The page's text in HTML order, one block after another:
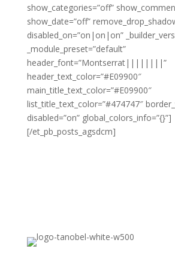
show_categories=”off”
show_date=”off”
disabled_on=”on|on|on”
_module_preset=”default”
header_font=”Montserrat||||||||”
header_text_color=”#E09900″
main_title_text_color=”#E09900″
list_title_text_color=”#474747″
disabled=”on” global_colors_info=”{}”]
[/et_pb_posts_agsdcm]